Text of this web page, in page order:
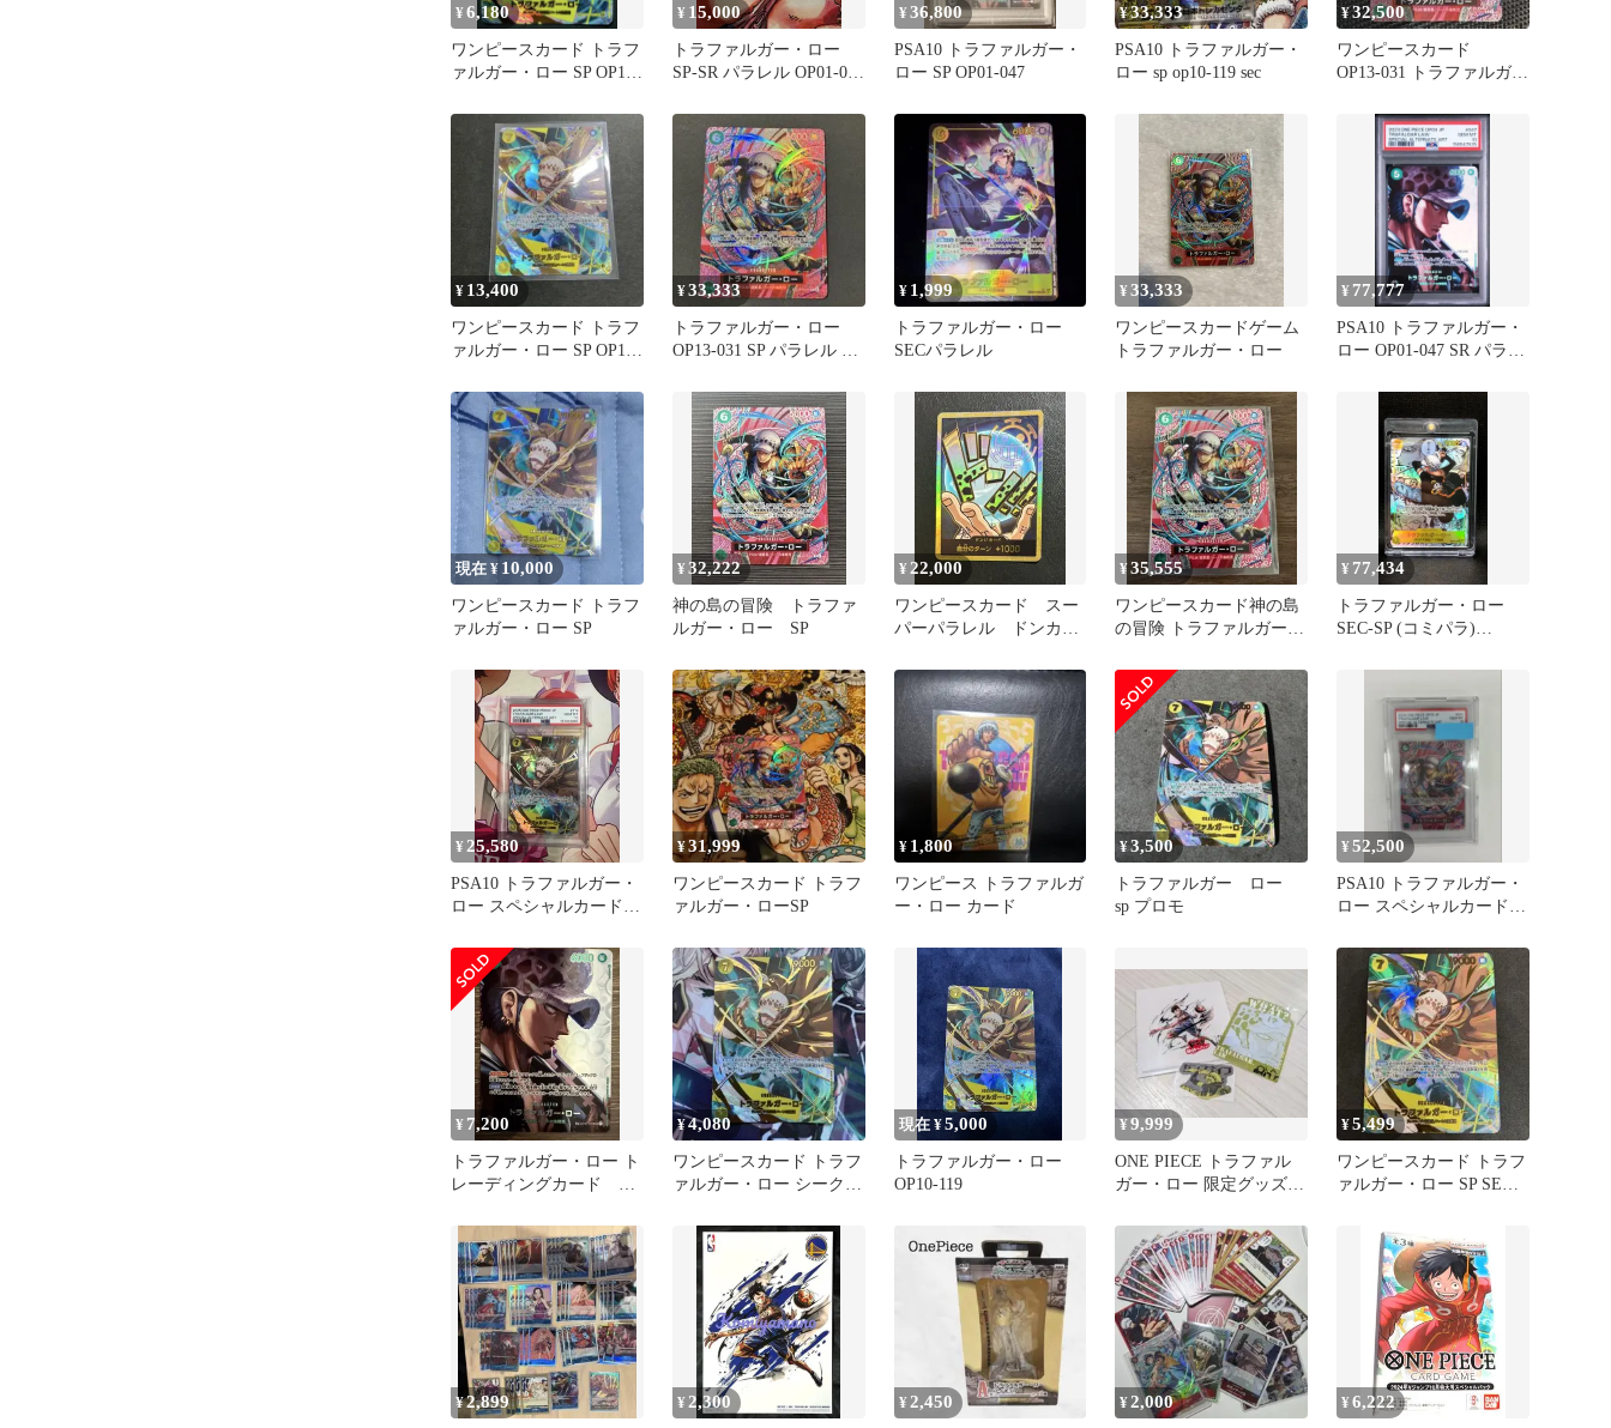
¥6,180
ワンピースカード トラフ
ァルガー・ロー SP OP10-
¥ 15,000
トラファルガー・ロー
SP-SR パラレル OP01-047
¥36,800
PSA10 トラファルガー・
ロー SP OP01-047
¥33,333
PSA10 トラファルガー・
ロー sp op10-119 sec
¥32,500
ワンピースカード
OP13-031 トラファルガ
¥ 13,400
ワンピースカード トラフ
ァルガー・ロー SP OP10-
¥33,333
トラファルガー・ロー
OP13-031 SP パラレル ワ
¥ 1,999
トラファルガー・ロー
SECパラレル
¥33,333
ワンピースカードゲーム
トラファルガー・ロー
¥ 77,777
PSA10 トラファルガー・
ロー OP01-047 SR パラレ
現在 ¥ 10,000
ワンピースカード トラフ
ァルガー・ロー SP
¥32,222
神の島の冒険 トラファ
ルガー・ロー SP
¥ 22,000
ワンピースカード スー
パーパラレル ドンカー
¥35,555
ワンピースカード神の島
の冒険 トラファルガー・
¥ 77,434
トラファルガー・ロー
SEC-SP (コミパラ)
¥ 25,580
PSA10 トラファルガー・
ロー スペシャルカード
¥31,999
ワンピースカード トラフ
ァルガー・ローSP
¥ 1,800
ワンピース トラファルガ
ー・ロー カード
¥3,500
トラファルガー ロー
sp プロモ
¥52,500
PSA10 トラファルガー・
ロー スペシャルカード
¥ 7,200
トラファルガー・ロー ト
レーディングカード ワ
¥4,080
ワンピースカード トラフ
ァルガー・ロー シークレ
現在 ¥5,000
トラファルガー・ロー
OP10-119
¥9,999
ONE PIECE トラファル
ガー・ロー 限定グッズ 3
¥5,499
ワンピースカード トラフ
ァルガー・ロー SP SEC
¥2,899 ¥ 2,300 ¥2,450 ¥2,000 ¥6,222